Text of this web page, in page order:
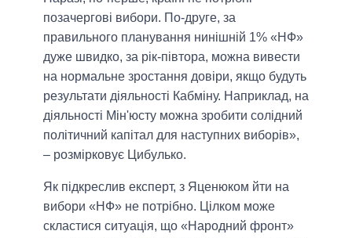
позачергові вибори. По-друге, за
правильного планування нинішній 1% «НФ»
дуже швидко, за рік-півтора, можна вивести
на нормальне зростання довіри, якщо будуть
результати діяльності Кабміну. Наприклад, на
діяльності Мін'юсту можна зробити солідний
політичний капітал для наступних виборів»,
– розмірковує Цибулько.
Як підкреслив експерт, з Яценюком йти на
вибори «НФ» не потрібно. Цілком може
скластися ситуація, що «Народний фронт»